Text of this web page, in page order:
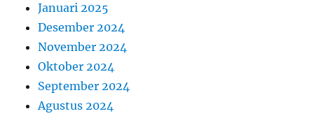
Januari 2025
Desember 2024
November 2024
Oktober 2024
September 2024
Agustus 2024